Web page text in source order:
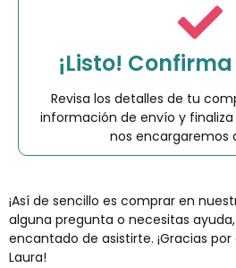
¡Listo!
Revisa los detalles de tu
información de envío y finaliza
nos encargaremos
¡Así de sencillo es comprar en
alguna pregunta o necesitas
encantado de asistirte. ¡Gracias
Laura!